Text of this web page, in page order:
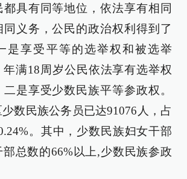
都具有同等地位，依法享有相同
义务，公民的政治权利得到了
是享受平等的选举权和被选举
满18周岁公民依法享有选举权
是享受少数民族平等参政权。
数民族公务员已达91076人，占
。其中，少数民族妇女干部
总数的66%以上,少数民族参政